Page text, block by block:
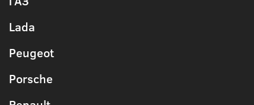
Lada
Peugeot
Porsche